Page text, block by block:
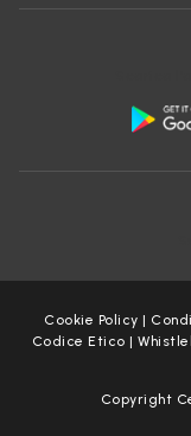
Cookie Policy |
Codice Etico |
Copyright